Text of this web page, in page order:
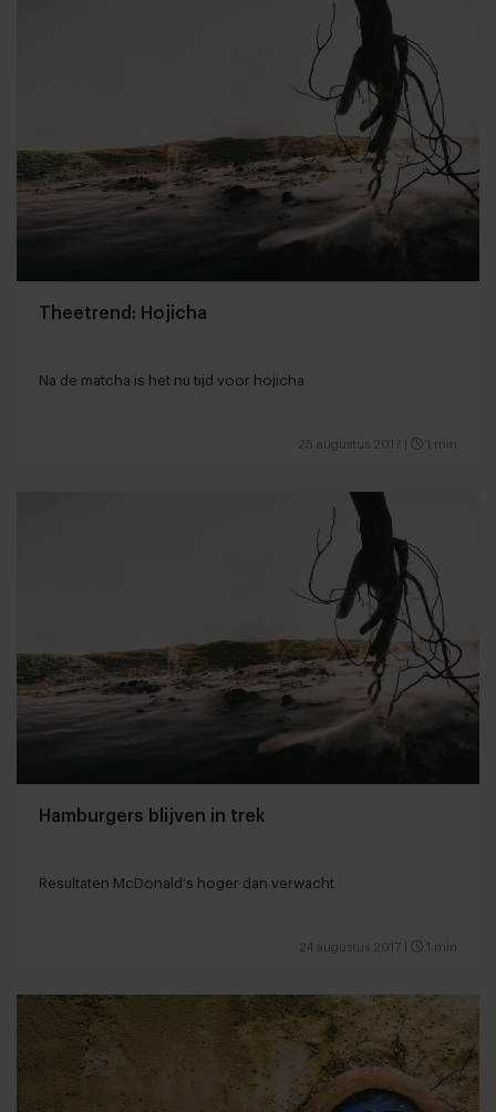
Theetrend: Hojicha
Na de matcha is het nu tijd voor hojicha
25 augustus 2017 1 min
Hamburgers blijven in trek
Resultaten McDonald's hoger dan verwacht
24 augustus 2017 1 min